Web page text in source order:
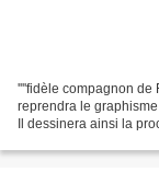
''''fidèle compagnon de
reprendra le
Il dessinera ainsi la